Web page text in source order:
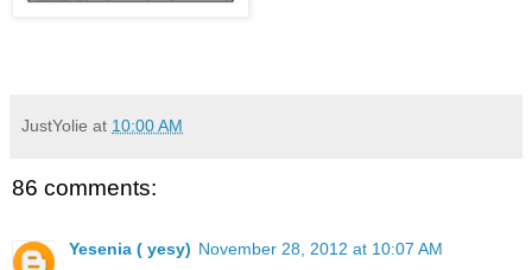
JustYolie at 10:00 AM
86 comments:
Yesenia ( yesy) November 28, 2012 at 10:07 AM